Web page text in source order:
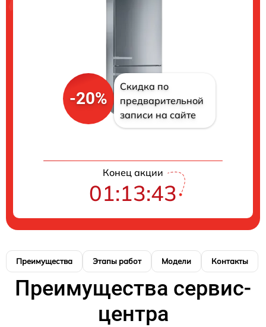
-20%
Скидка по
предварительной
записи на сайте
Конец акции
01:13:41
Преимущества Этапы работ Модели Контакты
Преимущества сервис-
центра